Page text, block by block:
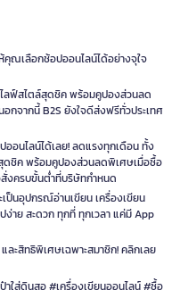
คุณเลือกช้อปออนไลน์ได้อย่างจุใจ
ไลฟ์สไตล์สุดชิค พร้อมคูปองส่วนลด
กจากนี้ B2S ยังใจดีส่งฟรีทั่วประเทศ
อนไลน์ได้เลย! ลดแรงทุกเดือน ทั้ง
ดชิค พร้อมคูปองส่วนลดพิเศษเมื่อซื้อ
สั่งครบขั้นต่ำที่บริษัทกำหนด
ป็นอุปกรณ์อ่านเขียน เครื่องเขียน
าย สะดวก ทุกที่ ทุกเวลา แค่มี App
ละสิทธิพิเศษเฉพาะสมาชิก! คลิกเลย
าใส่ดินสอ #เครื่องเขียนออนไลน์ #ซื้อ